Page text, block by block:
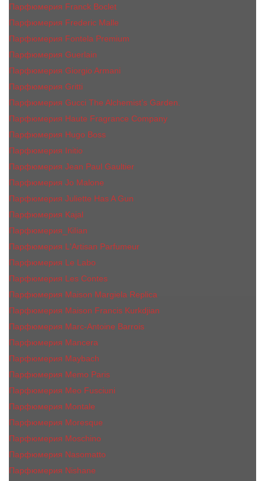
Парфюмерия Franck Boclet
Парфюмерия Frеderic Mаlle
Парфюмерия Fontela Premium
Парфюмерия Guerlain
Парфюмерия Giorgio Armani
Парфюмерия Gritti
Парфюмерия Gucci The Alchemist’s Garden.
Парфюмерия Haute Fragrance Company
Парфюмерия Hugo Boss
Парфюмерия Initio
Парфюмерия Jean Paul Gaultier
Парфюмерия Jо Malоnе
Парфюмерия Juliette Has A Gun
Парфюмерия Kajal
Парфюмерия_КiIiаn
Парфюмерия L'Artisan Parfumeur
Парфюмерия Le Labo
Парфюмерия Les Contes
Парфюмерия Maison Margiela Replica
Парфюмерия Maison Francis Kurkdjian
Парфюмерия Marc-Antoine Barrois
Парфюмерия Mancera
Парфюмерия Maybach
Парфюмерия Memo Paris
Парфюмерия Meo Fusciuni
Парфюмерия Montale
Парфюмерия Moresque
Парфюмерия Moschino
Парфюмерия Nasomatto
Парфюмерия Nishane